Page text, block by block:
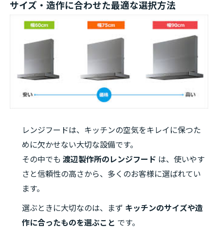
サイズ・造作に合わせた最適な選択方法
レンジフードは、キッチンの空気をキレイに保つた
めに欠かせない大切な設備です。
その中でも 渡辺製作所のレンジフード は、使いやす
さと信頼性の高さから、多くのお客様に選ばれてい
ます。
選ぶときに大切なのは、まず キッチンのサイズや造
作に合ったものを選ぶこと です。